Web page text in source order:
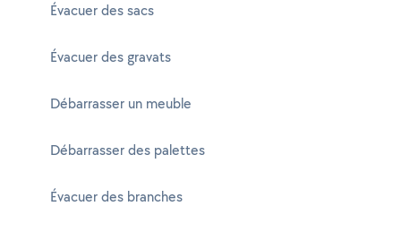
Évacuer des sacs
Évacuer des gravats
Débarrasser un meuble
Débarrasser des palettes
Évacuer des branches